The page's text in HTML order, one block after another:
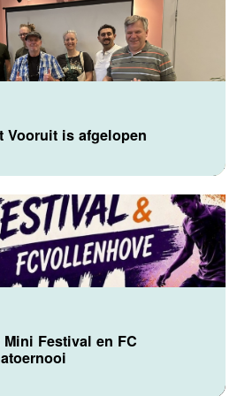
Vooruit is afgelopen
Festival en FC